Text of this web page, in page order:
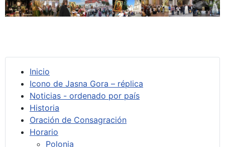
Inicio
Icono de Jasna Gora – réplica
Noticias - ordenado por país
Historia
Oración de Consagración
Horario
Polonia